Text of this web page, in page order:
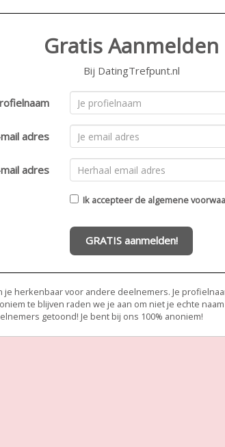
Gratis Aanmelden
Bij DatingTrefpunt.nl
adres
adres
Ik accepteer de algemene
GRATIS aanmelden!
je herkenbaar voor andere deelnemers. Je
te blijven raden we je aan om niet je echte
getoond! Je bent bij ons 100% anoniem!